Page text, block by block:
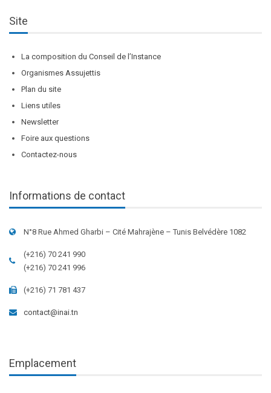
Site
La composition du Conseil de l’Instance
Organismes Assujettis
Plan du site
Liens utiles
Newsletter
Foire aux questions
Contactez-nous
Informations de contact
N°8 Rue Ahmed Gharbi – Cité Mahrajène – Tunis Belvédère 1082
(+216) 70 241 990
(+216) 70 241 996
(+216) 71 781 437
contact@inai.tn
Emplacement